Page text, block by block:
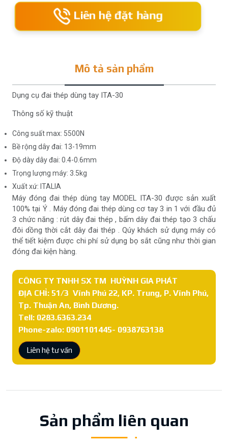
Liên hệ đặt hàng
Mô tả sản phẩm
Dụng cụ đai thép dùng tay ITA-30
Thông số kỹ thuật
Công suất max: 5500N
Bề rộng dây đai: 13-19mm
Độ dày dây đai: 0.4-0.6mm
Trọng lượng máy: 3.5kg
Xuất xứ: ITALIA
Máy đóng đai thép dùng tay MODEL ITA-30 được sản xuất
100% tại Ý . Máy đóng đai thép dùng cơ tay 3 in 1 với đầu đủ
3 chức năng : rút dây đai thép , bấm dây đai thép tạo 3 chấu
đôi dồng thời cắt dây đai thép . Qúy khách sử dụng máy có
thể tiết kiệm được chi phí sử dụng bọ sắt cũng như thời gian
đóng đai kiện hàng.
CÔNG TY TNHH SX TM HUỲNH GIA PHÁT
ĐỊA CHỈ: 51/3 Vĩnh Phú 22, KP. Trung, P. Vĩnh Phú,
Tp. Thuận An, Bình Dương.
Tell: 0283.6363.234
Phone-zalo: 0901101445- 0938763138
Liên hệ tư vấn
Sản phẩm liên quan